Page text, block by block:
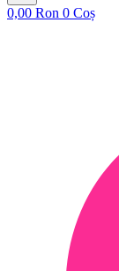
0,00 Ron 0 Coș